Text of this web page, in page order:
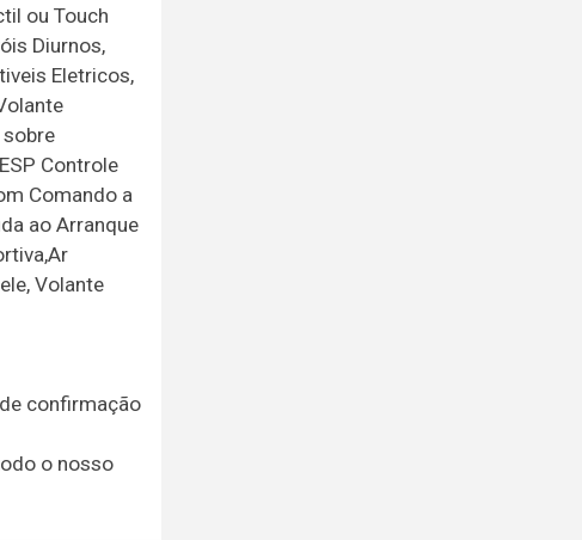
ou Touch
Diurnos,
Eletricos,
Controle
Comando a
ao Arranque
Volante
confirmação
o nosso